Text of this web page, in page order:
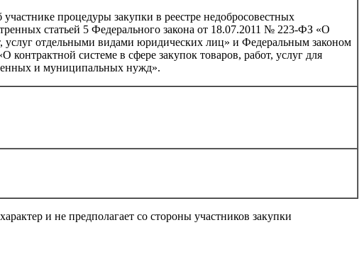
процедуры закупки в реестре недобросовестных
статьей 5 Федерального закона от 18.07.2011 № 223-ФЗ «О
услуг отдельными видами юридических лиц» и Федеральным законом
системе в сфере закупок товаров, работ, услуг для
и муниципальных нужд».
и не предполагает со стороны участников закупки